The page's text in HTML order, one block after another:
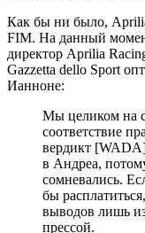
Как бы ни было,
FIM. На данный
директор Aprilia
Gazzetta dello Sport
Ианноне:
Мы целиком на
соответствие
вердикт
в Андреа,
сомневались.
бы
выводов лишь
прессой.